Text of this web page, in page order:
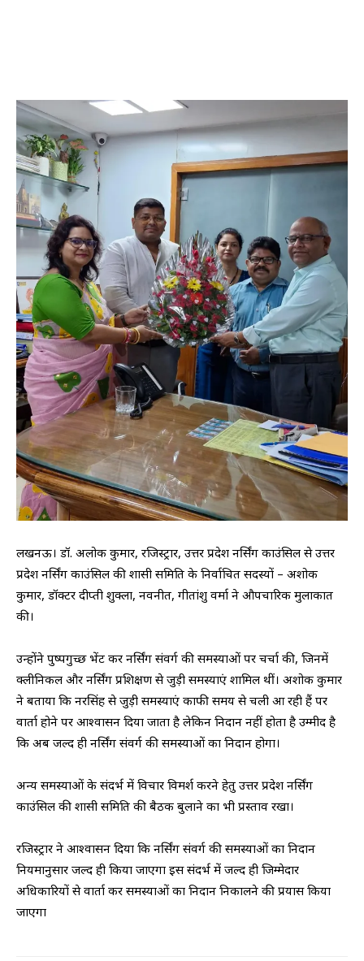
लखनऊ। डॉ. अलोक कुमार, रजिस्ट्रार, उत्तर प्रदेश नर्सिंग काउंसिल से उत्तर
प्रदेश नर्सिंग काउंसिल की शासी समिति के निर्वाचित सदस्यों – अशोक
कुमार, डॉक्टर दीप्ती शुक्ला, नवनीत, गीतांशु वर्मा ने औपचारिक मुलाकात
की।
उन्होंने पुष्पगुच्छ भेंट कर नर्सिंग संवर्ग की समस्याओं पर चर्चा की, जिनमें
क्लीनिकल और नर्सिंग प्रशिक्षण से जुड़ी समस्याएं शामिल थीं। अशोक कुमार
ने बताया कि नरसिंह से जुड़ी समस्याएं काफी समय से चली आ रही हैं पर
वार्ता होने पर आश्वासन दिया जाता है लेकिन निदान नहीं होता है उम्मीद है
कि अब जल्द ही नर्सिंग संवर्ग की समस्याओं का निदान होगा।
अन्य समस्याओं के संदर्भ में विचार विमर्श करने हेतु उत्तर प्रदेश नर्सिंग
काउंसिल की शासी समिति की बैठक बुलाने का भी प्रस्ताव रखा।
रजिस्ट्रार ने आश्वासन दिया कि नर्सिंग संवर्ग की समस्याओं का निदान
नियमानुसार जल्द ही किया जाएगा इस संदर्भ में जल्द ही जिम्मेदार
अधिकारियों से वार्ता कर समस्याओं का निदान निकालने की प्रयास किया
जाएगा